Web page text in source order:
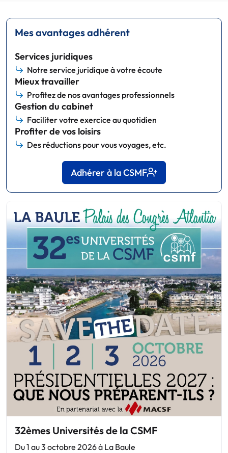
Mes avantages adhérent
Services juridiques
Notre service juridique à votre écoute
Mieux travailler
Profitez de nos avantages professionnels
Gestion du cabinet
Faciliter votre exercice au quotidien
Profiter de vos loisirs
Des réductions pour vous voyages, etc.
Adhérer à la CSMF
32èmes Universités de la CSMF
Du 1 au 3 octobre 2026 à La Baule